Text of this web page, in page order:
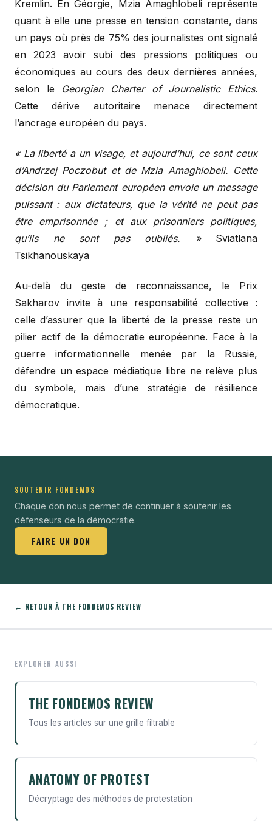
Kremlin. En Géorgie, Mzia Amaghlobeli représente
quant à elle une presse en tension constante, dans
un pays où près de 75% des journalistes ont signalé
en 2023 avoir subi des pressions politiques ou
économiques au cours des deux dernières années,
selon le Georgian Charter of Journalistic Ethics.
Cette dérive autoritaire menace directement
l’ancrage européen du pays.
« La liberté a un visage, et aujourd’hui, ce sont ceux
d’Andrzej Poczobut et de Mzia Amaghlobeli. Cette
décision du Parlement européen envoie un message
puissant : aux dictateurs, que la vérité ne peut pas
être emprisonnée ; et aux prisonniers politiques,
qu’ils ne sont pas oubliés. »Sviatlana
Tsikhanouskaya
Au-delà du geste de reconnaissance, le Prix
Sakharov invite à une responsabilité collective :
celle d’assurer que la liberté de la presse reste un
pilier actif de la démocratie européenne. Face à la
guerre informationnelle menée par la Russie,
défendre un espace médiatique libre ne relève plus
du symbole, mais d’une stratégie de résilience
démocratique.
SOUTENIR FONDEMOS
Chaque don nous permet de continuer à soutenir les
défenseurs de la démocratie.
FAIRE UN DON
← RETOUR À THE FONDEMOS REVIEW
EXPLORER AUSSI
THE FONDEMOS REVIEW
Tous les articles sur une grille filtrable
ANATOMY OF PROTEST
Décryptage des méthodes de protestation